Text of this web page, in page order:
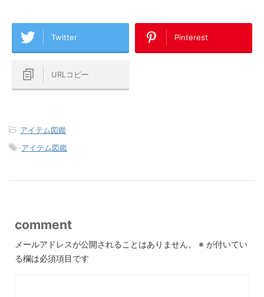
Twitter Pinterest
URLコピー
-アイテム図鑑
-アイテム図鑑
comment
メールアドレスが公開されることはありません。 ※ が付いてい
る欄は必須項目です